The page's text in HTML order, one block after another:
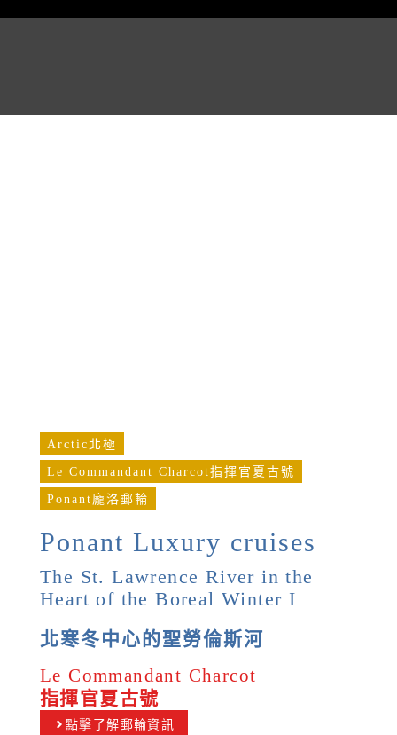
Arctic北極
Le Commandant Charcot指揮官夏古號
Ponant龐洛郵輪
Ponant Luxury cruises
The St. Lawrence River in the
Heart of the Boreal Winter I
北寒冬中心的聖勞倫斯河
Le Commandant Charcot
指揮官夏古號
點擊了解郵輪資訊